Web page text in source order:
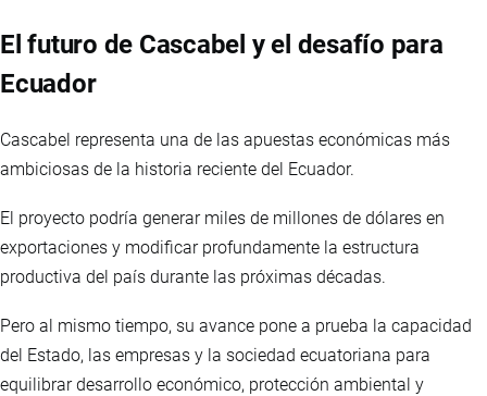
El futuro de Cascabel y el desafío para
Ecuador
Cascabel representa una de las apuestas económicas más
ambiciosas de la historia reciente del Ecuador.
El proyecto podría generar miles de millones de dólares en
exportaciones y modificar profundamente la estructura
productiva del país durante las próximas décadas.
Pero al mismo tiempo, su avance pone a prueba la capacidad
del Estado, las empresas y la sociedad ecuatoriana para
equilibrar desarrollo económico, protección ambiental y